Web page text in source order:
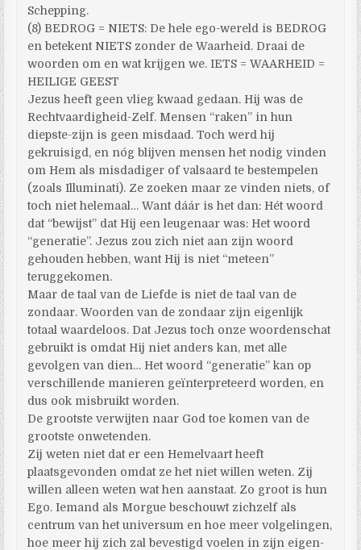
Schepping.
(8) BEDROG = NIETS: De hele ego-wereld is BEDROG
en betekent NIETS zonder de Waarheid. Draai de
woorden om en wat krijgen we. IETS = WAARHEID =
HEILIGE GEEST
Jezus heeft geen vlieg kwaad gedaan. Hij was de
Rechtvaardigheid-Zelf. Mensen “raken” in hun
diepste-zijn is geen misdaad. Toch werd hij
gekruisigd, en nóg blijven mensen het nodig vinden
om Hem als misdadiger of valsaard te bestempelen
(zoals Illuminati). Ze zoeken maar ze vinden niets, of
toch niet helemaal… Want dáár is het dan: Hét woord
dat “bewijst” dat Hij een leugenaar was: Het woord
“generatie”. Jezus zou zich niet aan zijn woord
gehouden hebben, want Hij is niet “meteen”
teruggekomen.
Maar de taal van de Liefde is niet de taal van de
zondaar. Woorden van de zondaar zijn eigenlijk
totaal waardeloos. Dat Jezus toch onze woordenschat
gebruikt is omdat Hij niet anders kan, met alle
gevolgen van dien… Het woord “generatie” kan op
verschillende manieren geïnterpreteerd worden, en
dus ook misbruikt worden.
De grootste verwijten naar God toe komen van de
grootste onwetenden.
Zij weten niet dat er een Hemelvaart heeft
plaatsgevonden omdat ze het niet willen weten. Zij
willen alleen weten wat hen aanstaat. Zo groot is hun
Ego. Iemand als Morgue beschouwt zichzelf als
centrum van het universum en hoe meer volgelingen,
hoe meer hij zich zal bevestigd voelen in zijn eigen-